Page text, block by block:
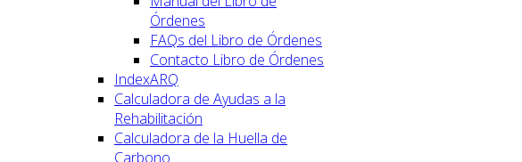
Órdenes
FAQs del Libro de Órdenes
Contacto Libro de Órdenes
IndexARQ
Calculadora de Ayudas a la
Rehabilitación
Calculadora de la Huella de
Carbono